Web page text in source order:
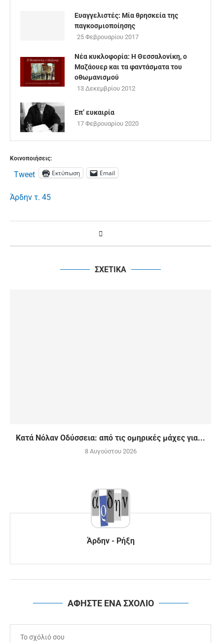
Ευαγγελιστές: Μία θρησκεία της
παγκοσμιοποίησης
25 Φεβρουαρίου 2017
Νέα κυκλοφορία: Η Θεσσαλονίκη, ο
Μαζάουερ και τα φαντάσματα του
οθωμανισμού
13 Δεκεμβρίου 2012
Επ’ ευκαιρία
17 Φεβρουαρίου 2020
Κοινοποιήσεις:
Tweet Εκτύπωση Email
Άρδην τ. 45
ΣΧΕΤΙΚΑ
Κατά Νόλαν Οδύσσεια: από τις ομηρικές μάχες για...
8 Αυγούστου 2026
Άρδην - Ρήξη
ΑΦΗΣΤΕ ΕΝΑ ΣΧΟΛΙΟ